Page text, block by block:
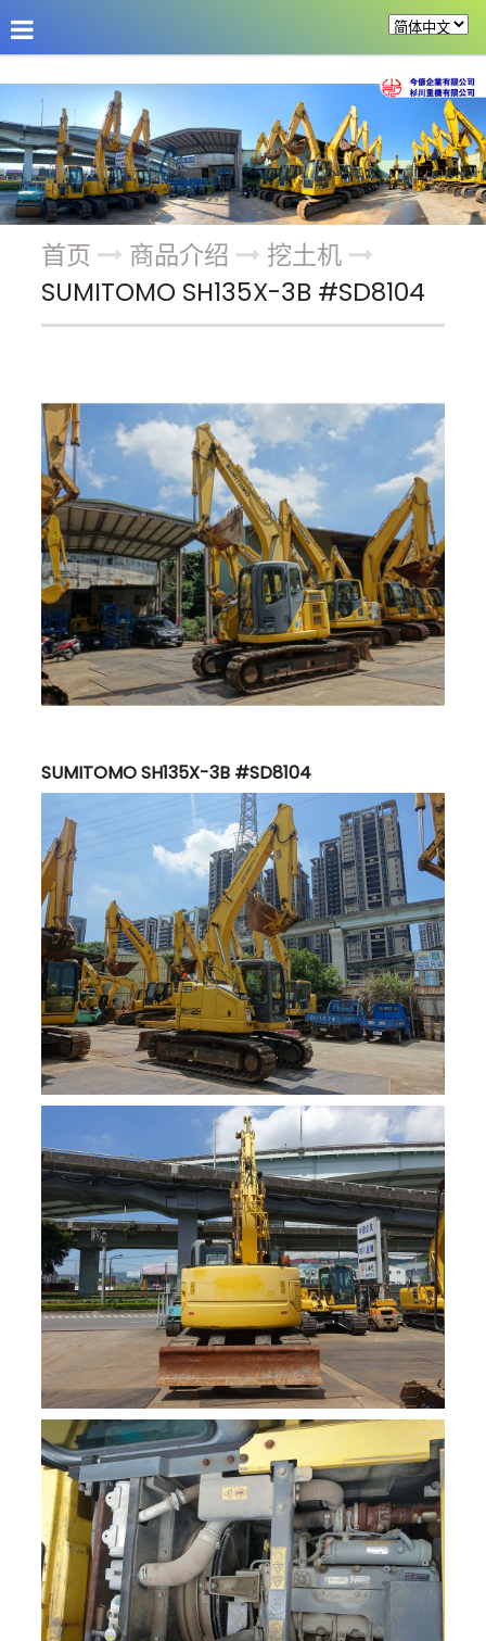
公司介绍 最新消息 改装机具
首页 商品介绍
挖土机
SUMITOMO SH135X-3B #SD8104
SUMITOMO SH135X-3B #SD8104